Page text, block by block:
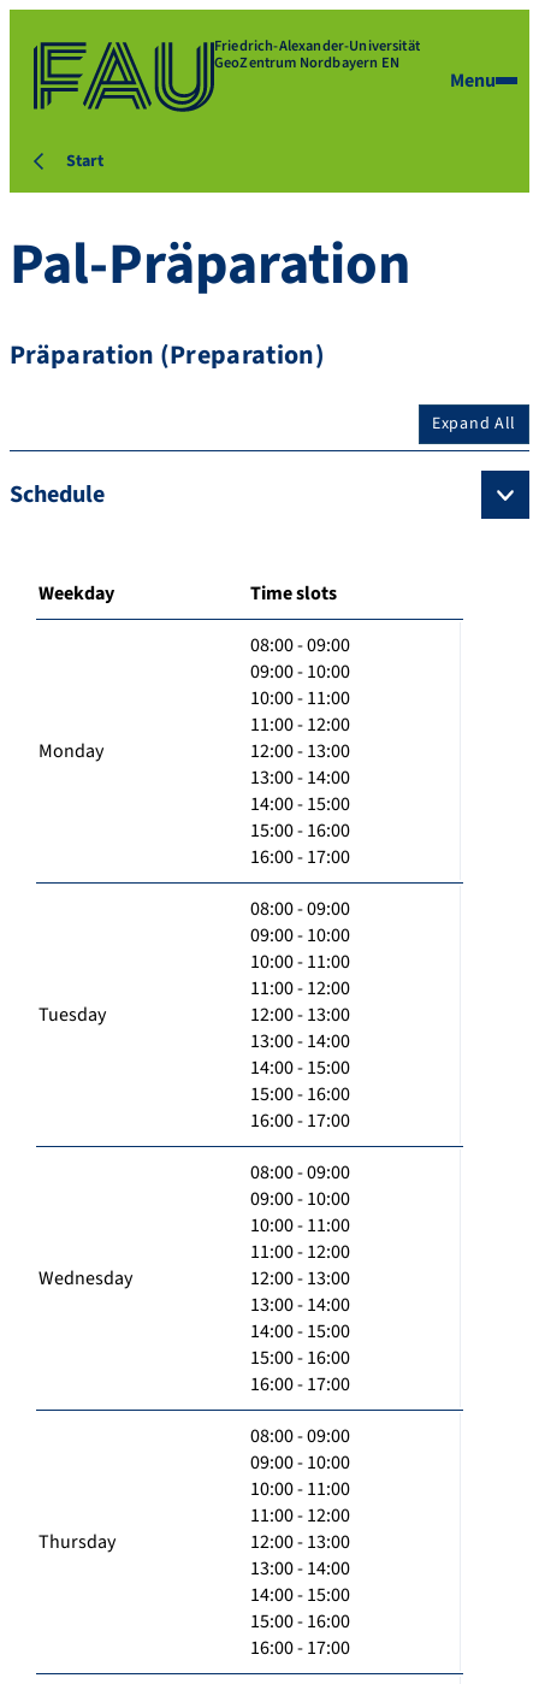
Friedrich-Alexander-Universität
GeoZentrum Nordbayern EN
Menu
Start
Pal-Präparation
Präparation (Preparation)
Expand All
Schedule
Weekday Time slots
Monday
08:00 - 09:00
09:00 - 10:00
10:00 - 11:00
11:00 - 12:00
12:00 - 13:00
13:00 - 14:00
14:00 - 15:00
15:00 - 16:00
16:00 - 17:00
Tuesday
08:00 - 09:00
09:00 - 10:00
10:00 - 11:00
11:00 - 12:00
12:00 - 13:00
13:00 - 14:00
14:00 - 15:00
15:00 - 16:00
16:00 - 17:00
Wednesday
08:00 - 09:00
09:00 - 10:00
10:00 - 11:00
11:00 - 12:00
12:00 - 13:00
13:00 - 14:00
14:00 - 15:00
15:00 - 16:00
16:00 - 17:00
Thursday
08:00 - 09:00
09:00 - 10:00
10:00 - 11:00
11:00 - 12:00
12:00 - 13:00
13:00 - 14:00
14:00 - 15:00
15:00 - 16:00
16:00 - 17:00